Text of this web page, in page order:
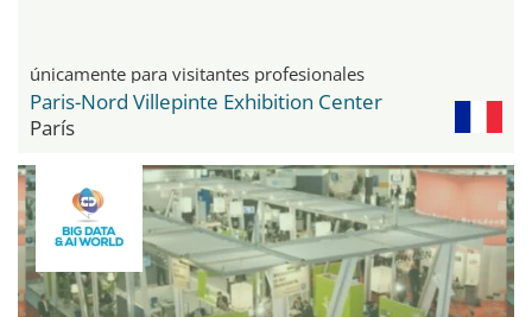
únicamente para visitantes profesionales
Paris-Nord Villepinte Exhibition Center
París